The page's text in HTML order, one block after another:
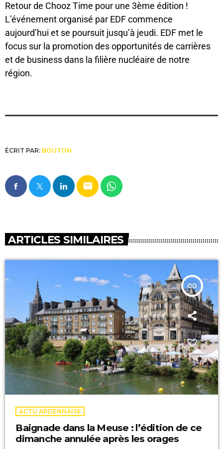
Retour de Chooz Time pour une 3ème édition !
L’événement organisé par EDF commence
aujourd’hui et se poursuit jusqu’à jeudi. EDF met le
focus sur la promotion des opportunités de carrières
et de business dans la filière nucléaire de notre
région.
ÉCRIT PAR: BOUTON
email
ARTICLES SIMILAIRES
insert_link
ACTU ARDENNAISE
Baignade dans la Meuse : l’édition de ce
dimanche annulée après les orages